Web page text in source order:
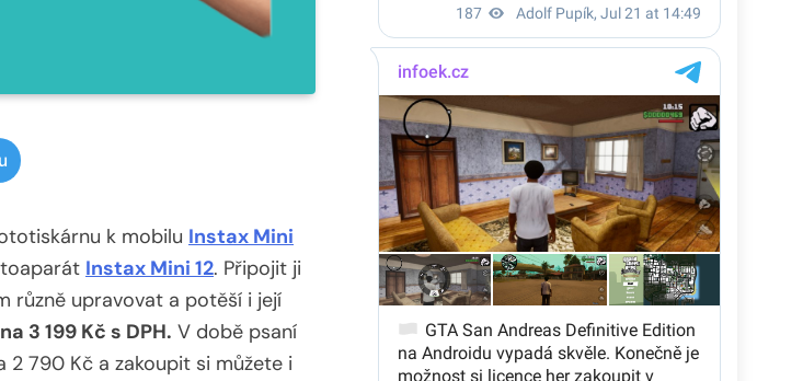
k mobilu Instax Mini
Instax Mini 12. Připojit ji
různě upravovat a potěší i její
3 199 Kč s DPH. V době psaní
2 790 Kč a zakoupit si můžete i